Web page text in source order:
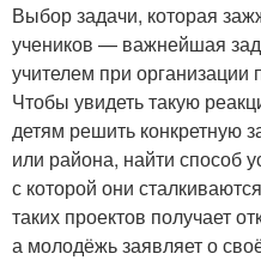
Выбор задачи, которая
учеников — важнейшая
учителем при организации
Чтобы увидеть такую
детям решить конкретную
или района, найти способ
с которой они
таких проектов получает
а молодёжь заявляет о